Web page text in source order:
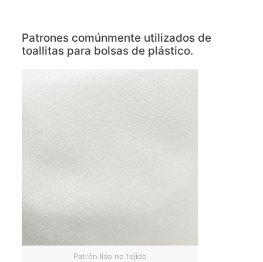
Patrones comúnmente utilizados de
toallitas para bolsas de plástico.
Patrón liso no tejido